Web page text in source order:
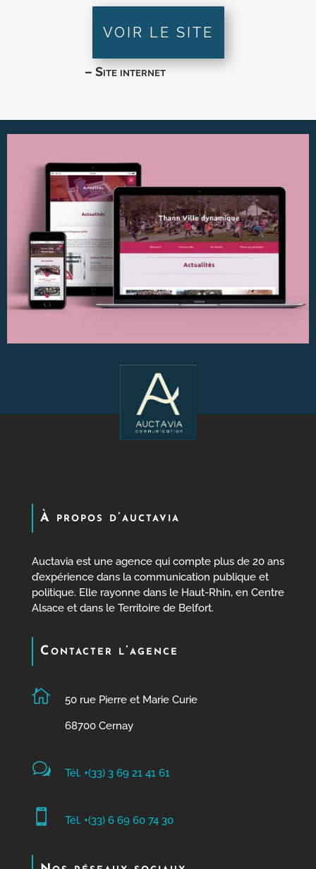
VOIR LE SITE
– Site internet
À propos d’auctavia
Auctavia est une agence qui compte plus de 20 ans
d’expérience dans la communication publique et
politique. Elle rayonne dans le Haut-Rhin, en Centre
Alsace et dans le Territoire de Belfort.
Contacter l’agence
 50 rue Pierre et Marie Curie
68700 Cernay
w Tél. +(33) 3 69 21 41 61
 Tél. +(33) 6 69 60 74 30